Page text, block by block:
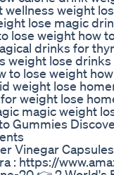
wellness weight
lose magic
lose weight how
drinks for
weight lose
to lose weight
weight lose
weight lose
magic weight
Gummies
Vinegar
: https://